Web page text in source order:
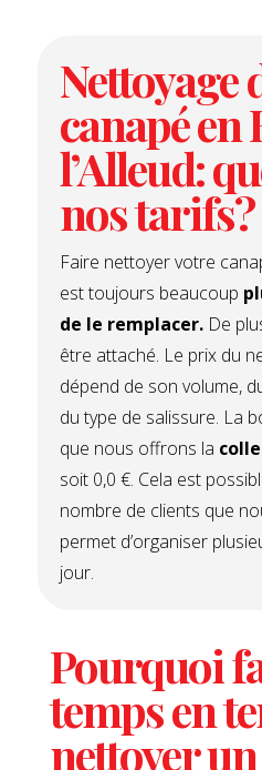
Nettoyage
canapé
l’Alleud:
nos tarifs?
Faire nettoyer votre
est toujours beaucoup
de le remplacer.De
être attaché. Le prix du
dépend de son volume,
du type de salissure. La
que nous offrons la
soit 0,0 €. Cela est
nombre de clients que
permet d’organiser
jour.
Pourquoi
temps en
nettoyer